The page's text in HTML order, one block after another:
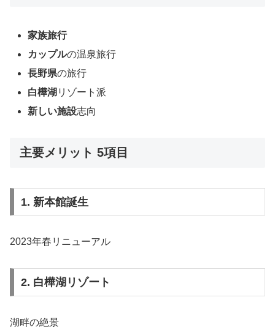
家族旅行
カップルの温泉旅行
長野県の旅行
白樺湖 リゾート派
新しい施設志向
主要メリット 5項目
1. 新本館誕生
2023年春リニューアル
2. 白樺湖リゾート
湖畔の絶景